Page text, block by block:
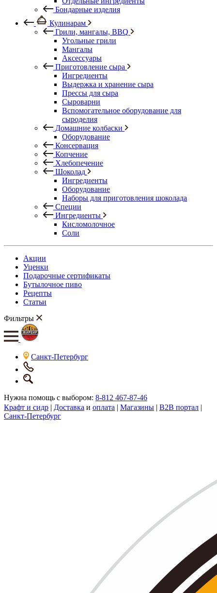
Бондарные изделия
Кулинарам
Грили, мангалы, BBQ
Угольные грили
Мангалы
Аксессуары
Приготовление сыра
Ингредиенты
Выдержка и хранение сыра
Прессы для сыра
Сыроварни
Вспомогательное оборудование для
сыроделия
Домашние колбаски
Оборудование
Консервация
Копчение
Хлебопечение
Шоколад
Ингредиенты
Оборудование
Наборы для приготовления шоколада
Специи
Ингредиенты
Кисломолочное
Соли
Акции
Уценки
Подарочные сертификаты
Бутылочное пиво
Рецепты
Статьи
Фильтры
Санкт-Петербург
Нужна помощь с выбором: 8-812 467-87-46
Крафт и сидр | Доставка и оплата | Магазины | B2B портал |
Санкт-Петербург